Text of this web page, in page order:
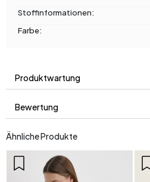
Stoffinformationen:
Farbe:
Produktwartung
Bewertung
Ähnliche Produkte